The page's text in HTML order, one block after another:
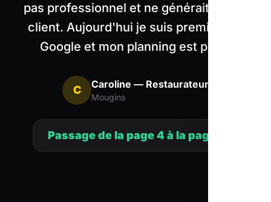
pas professionnel et ne générait aucun
client. Aujourd'hui je suis premier sur
Google et mon planning est plein.
C Caroline — Restaurateur
Mougins
Passage de la page 4 à la page 1